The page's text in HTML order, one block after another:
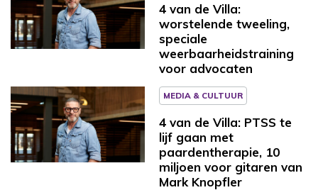
4 van de Villa:
worstelende tweeling,
speciale
weerbaarheidstraining
voor advocaten
MEDIA & CULTUUR
4 van de Villa: PTSS te
lijf gaan met
paardentherapie, 10
miljoen voor gitaren van
Mark Knopfler